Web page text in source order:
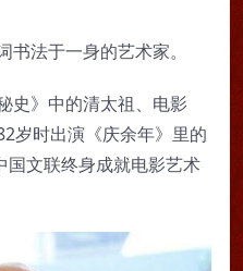
法于一身的艺术家。
史》中的清太祖、电影
岁时出演《庆余年》里的
国文联终身成就电影艺术